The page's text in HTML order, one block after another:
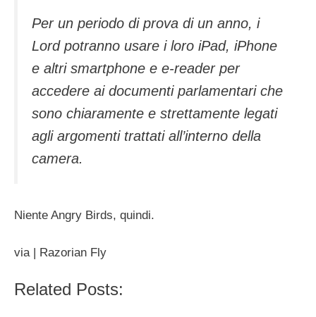
Per un periodo di prova di un anno, i
Lord potranno usare i loro iPad, iPhone
e altri smartphone e e-reader per
accedere ai documenti parlamentari che
sono chiaramente e strettamente legati
agli argomenti trattati all’interno della
camera.
Niente Angry Birds, quindi.
via | Razorian Fly
Related Posts: